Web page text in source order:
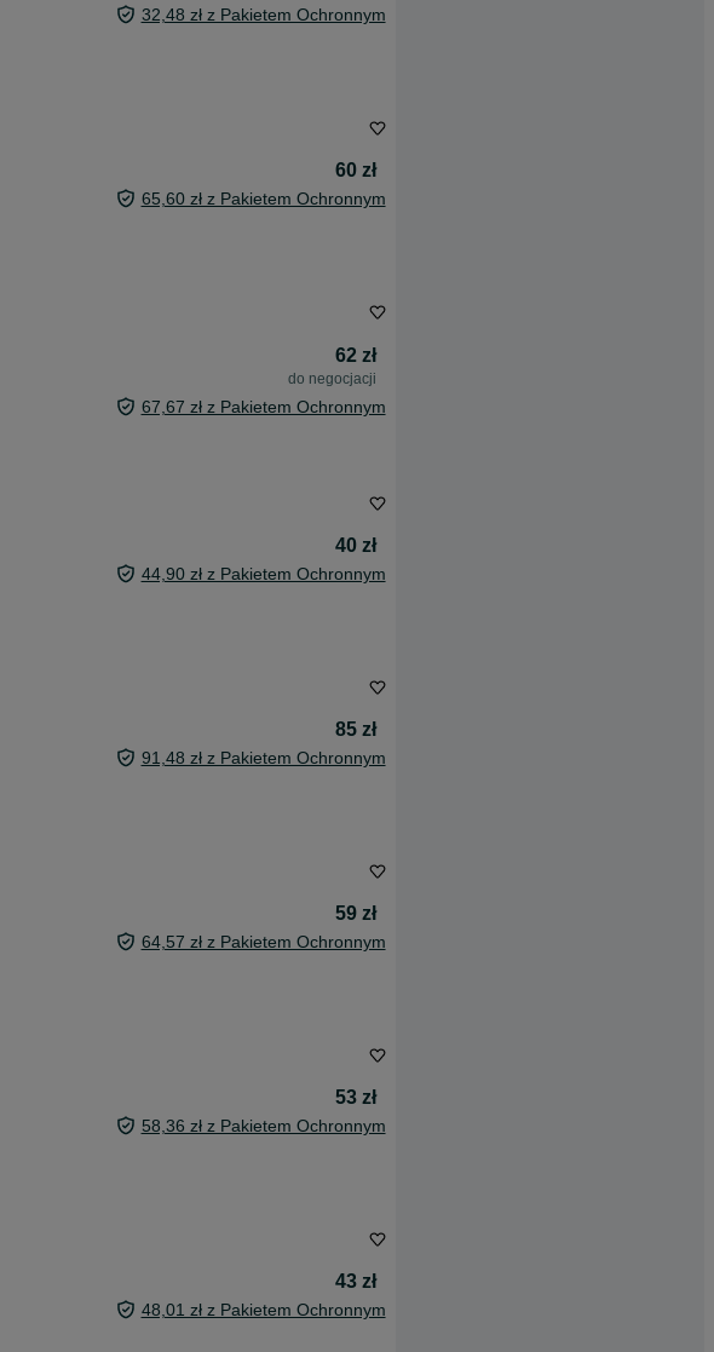
32,48 zł z Pakietem Ochronnym
60 zł
65,60 zł z Pakietem Ochronnym
62 zł
do negocjacji
67,67 zł z Pakietem Ochronnym
40 zł
44,90 zł z Pakietem Ochronnym
85 zł
91,48 zł z Pakietem Ochronnym
59 zł
64,57 zł z Pakietem Ochronnym
53 zł
58,36 zł z Pakietem Ochronnym
43 zł
48,01 zł z Pakietem Ochronnym